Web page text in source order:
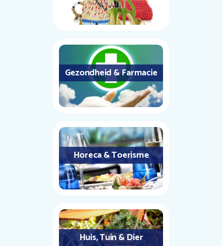
Gezondheid & Farmacie
Horeca & Toerisme
Huis, Tuin & Dier